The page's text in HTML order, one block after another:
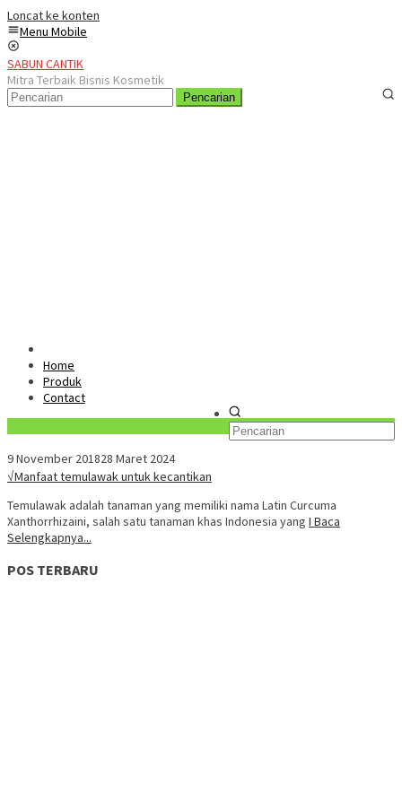
Loncat ke konten
Menu Mobile
SABUN CANTIK
Mitra Terbaik Bisnis Kosmetik
Pencarian
Home
Produk
Contact
9 November 201828 Maret 2024
√Manfaat temulawak untuk kecantikan
Temulawak adalah tanaman yang memiliki nama Latin Curcuma
Xanthorrhizaini, salah satu tanaman khas Indonesia yang I Baca
Selengkapnya...
POS TERBARU